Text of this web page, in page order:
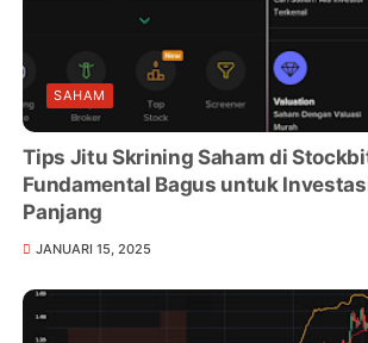
SAHAM
Tips Jitu Skrining Saham di
Fundamental Bagus untuk
Panjang
JANUARI 15, 2025